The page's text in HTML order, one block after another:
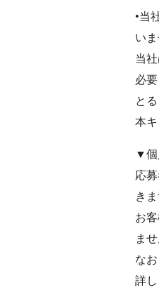
•当
いま
当
必
と
本
▼個
応
きま
お
ま
な
詳